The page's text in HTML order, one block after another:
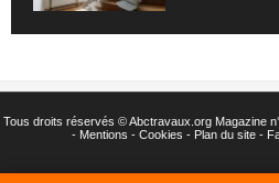
Tous droits réservés ©Abctravaux.org Magazine
- Mentions - Cookies - Plan du site -